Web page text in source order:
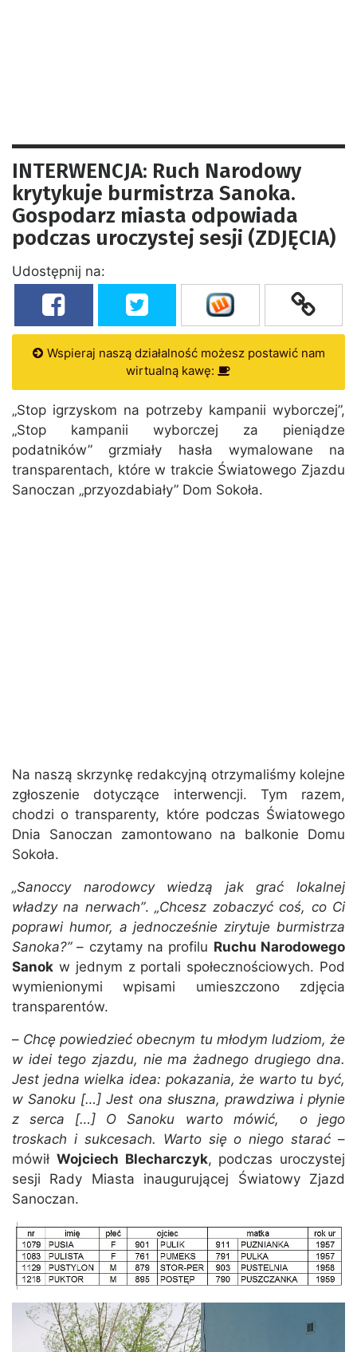
INTERWENCJA: Ruch Narodowy
krytykuje burmistrza Sanoka.
Gospodarz miasta odpowiada
podczas uroczystej sesji (ZDJĘCIA)
Udostępnij na:
Wspieraj naszą działalność możesz postawić nam
wirtualną kawę:
„Stop igrzyskom na potrzeby kampanii wyborczej”,
„Stop kampanii wyborczej za pieniądze
podatników” grzmiały hasła wymalowane na
transparentach, które w trakcie Światowego Zjazdu
Sanoczan „przyozdabiały” Dom Sokoła.
Na naszą skrzynkę redakcyjną otrzymaliśmy kolejne
zgłoszenie dotyczące interwencji. Tym razem,
chodzi o transparenty, które podczas Światowego
Dnia Sanoczan zamontowano na balkonie Domu
Sokoła.
„Sanoccy narodowcy wiedzą jak grać lokalnej
władzy na nerwach”.„Chcesz zobaczyć coś, co Ci
poprawi humor, a jednocześnie zirytuje burmistrza
Sanoka?”– czytamy na profilu Ruchu Narodowego
Sanok w jednym z portali społecznościowych. Pod
wymienionymi wpisami umieszczono zdjęcia
transparentów.
– Chcę powiedzieć obecnym tu młodym ludziom, że
w idei tego zjazdu, nie ma żadnego drugiego dna.
Jest jedna wielka idea: pokazania, że warto tu być,
w Sanoku […] Jest ona słuszna, prawdziwa i płynie
z serca […] O Sanoku warto mówić, o jego
troskach i sukcesach. Warto się o niego starać –
mówił Wojciech Blecharczyk, podczas uroczystej
sesji Rady Miasta inaugurującej Światowy Zjazd
Sanoczan.